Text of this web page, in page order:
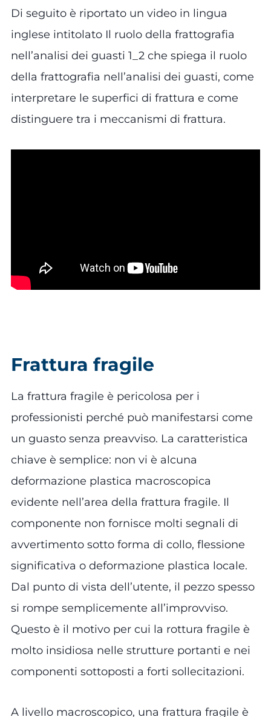
Di seguito è riportato un video in lingua
inglese intitolato Il ruolo della frattografia
nell’analisi dei guasti 1_2 che spiega il ruolo
della frattografia nell’analisi dei guasti, come
interpretare le superfici di frattura e come
distinguere tra i meccanismi di frattura.
Frattura fragile
La frattura fragile è pericolosa per i
professionisti perché può manifestarsi come
un guasto senza preavviso. La caratteristica
chiave è semplice: non vi è alcuna
deformazione plastica macroscopica
evidente nell’area della frattura fragile. Il
componente non fornisce molti segnali di
avvertimento sotto forma di collo, flessione
significativa o deformazione plastica locale.
Dal punto di vista dell’utente, il pezzo spesso
si rompe semplicemente all’improvviso.
Questo è il motivo per cui la rottura fragile è
molto insidiosa nelle strutture portanti e nei
componenti sottoposti a forti sollecitazioni.
A livello macroscopico, una frattura fragile è